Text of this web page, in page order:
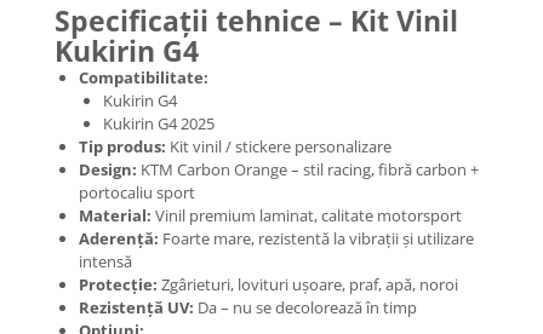
Cabluri motoare
Senzori Hall
Controlere & Conversoare DC/DC
Încărcătoare
Prize de încărcare
Cabluri pentru baterii
Componente baterii
Localizatoare GPS
Specificații tehnice – Kit Vinil
Kukirin G4
Compatibilitate:
Kukirin G4
Kukirin G4 2025
Tip produs: Kit vinil / stickere personalizare
Design: KTM Carbon Orange – stil racing, fibră carbon +
portocaliu sport
Material: Vinil premium laminat, calitate motorsport
Aderență: Foarte mare, rezistentă la vibrații și utilizare
intensă
Protecție: Zgârieturi, lovituri ușoare, praf, apă, noroi
Rezistență UV: Da – nu se decolorează în timp